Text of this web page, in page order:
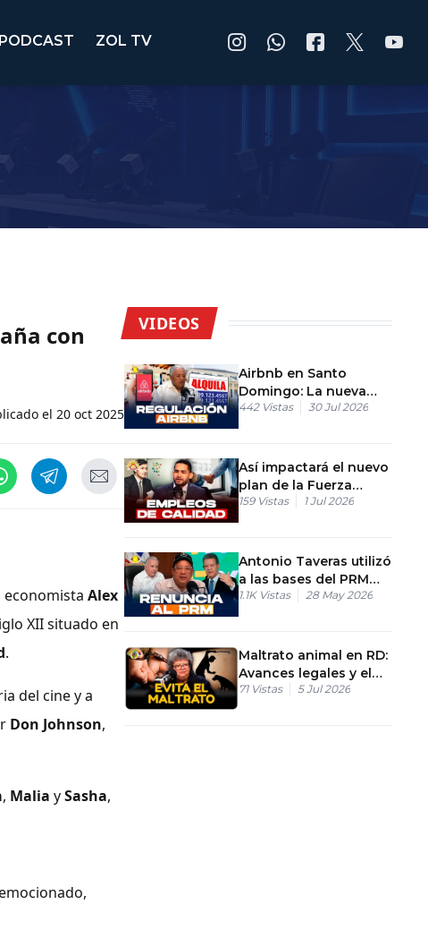
PODCAST ZOL TV
con
el 20 oct 2025
economista Alex
XII situado en
.
del cine y a
Don Johnson,
, Malia ySasha,
VIDEOS
Airbnb en Santo
Domingo: La nueva
propuesta de ley e
442 Vistas 30 Jul 2026
Así impactará el nuevo
plan de la Fuerza
Joven en el empleo y
159 Vistas 1 Jul 2026
Antonio Taveras utilizó
a las bases del PRM
solo para beneficio
1.1K Vistas 28 May 2026
Maltrato animal en RD:
Avances legales y el
debate de las penas
71 Vistas 5 Jul 2026